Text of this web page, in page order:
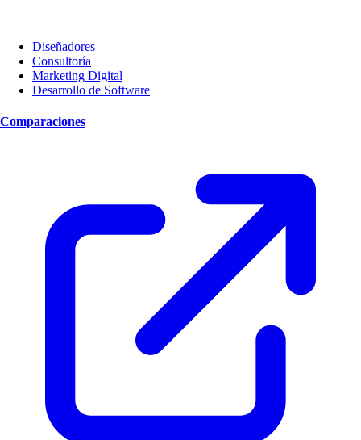
Diseñadores
Consultoría
Marketing Digital
Desarrollo de Software
Comparaciones